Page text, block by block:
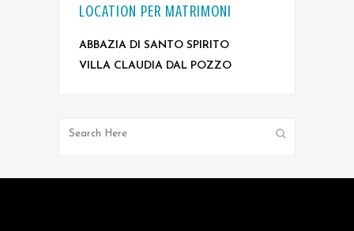
LOCATION PER MATRIMONI
ABBAZIA DI SANTO SPIRITO
VILLA CLAUDIA DAL POZZO